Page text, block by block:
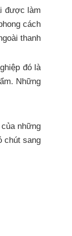
được làm
cách
thanh
đó là
Những
những
chút sang